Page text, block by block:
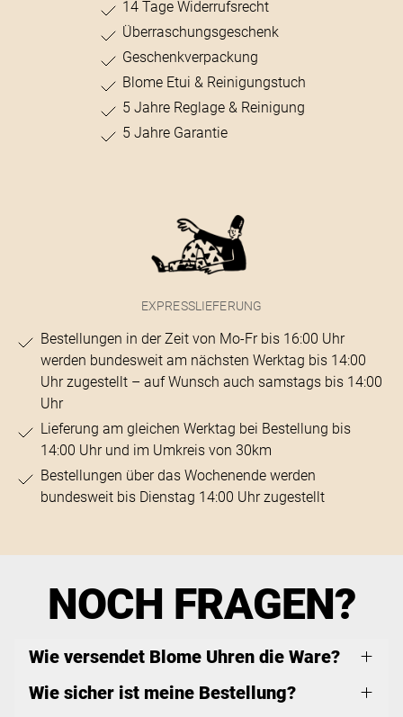
14 Tage Widerrufsrecht
Überraschungsgeschenk
Geschenkverpackung
Blome Etui & Reinigungstuch
5 Jahre Reglage & Reinigung
5 Jahre Garantie
EXPRESSLIEFERUNG
Bestellungen in der Zeit von Mo-Fr bis 16:00 Uhr
werden bundesweit am nächsten Werktag bis 14:00
Uhr zugestellt – auf Wunsch auch samstags bis 14:00
Uhr
Lieferung am gleichen Werktag bei Bestellung bis
14:00 Uhr und im Umkreis von 30km
Bestellungen über das Wochenende werden
bundesweit bis Dienstag 14:00 Uhr zugestellt
NOCH FRAGEN?
Wie versendet Blome Uhren die Ware?
Wie sicher ist meine Bestellung?